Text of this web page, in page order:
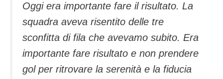
Oggi era importante fare il risultato. La
squadra aveva risentito delle tre
sconfitta di fila che avevamo subito. Era
importante fare risultato e non prendere
gol per ritrovare la serenità e la fiducia